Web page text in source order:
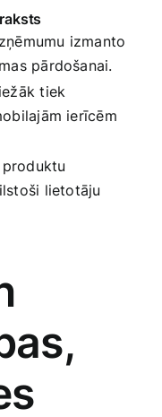
izmanto
pārdošanai.
tiek
ierīcēm
lietotāju